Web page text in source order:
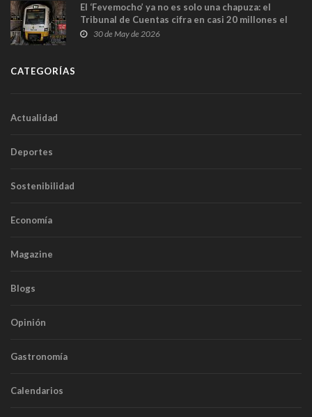
El ‘Fevemocho’ ya no es solo una chapuza: el
Tribunal de Cuentas cifra en casi 20 millones el
sobrecoste de los trenes que no cabían por los
30 de May de 2026
CATEGORÍAS
Actualidad
Deportes
Sostenibilidad
Economía
Magazine
Blogs
Opinión
Gastronomía
Calendarios